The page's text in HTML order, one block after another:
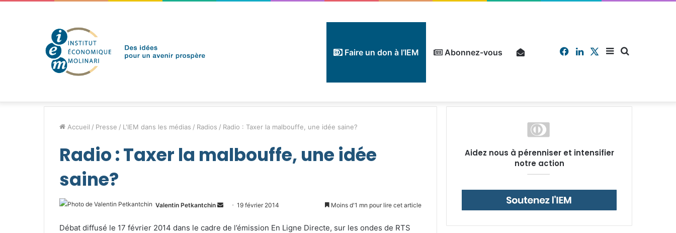
Faire un don à l’IEM Abonnez-vous Sidebar
(barre
X
Linkedin
Facebook
Accueil / Presse / L'IEM dans les médias / Radios / Radio : Taxer la malbouffe, une idée saine?
Radio : Taxer la malbouffe, une idée
saine?
Valentin Petkantchin
Envoyer
courriel
19 février 2014 Moins d'1 mn pour lire cet article
Débat diffusé le 17 février 2014 dans le cadre de l’émission En Ligne Directe, sur les ondes de RTS
Aidez nous à pérenniser et intensifier
notre action